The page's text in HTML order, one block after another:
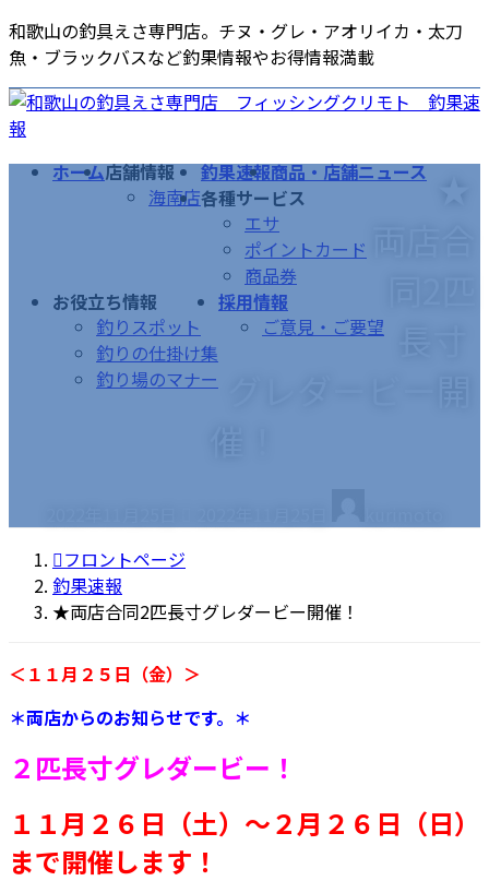
コ
ン
テ
ン
ツ
へ
ナ
ビ
ゲ
ー
シ
ョ
和歌山の釣具えさ専門店。チヌ・グレ・アオリイカ・太刀
魚・ブラックバスなど釣果情報やお得情報満載
ホーム店舗情報
海南店
釣果速報商品・店舗ニュース
各種サービス
エサ
ポイントカード
商品券
お役立ち情報
釣りスポット
釣りの仕掛け集
釣り場のマナー
採用情報
ご意見・ご要望
終
日
フロントページ
釣果速報
★両店合同2匹長寸グレダービー開催！
＜１１月２５日（金）＞
＊両店からのお知らせです。＊
２匹長寸グレダービー！
１１月２６日（土）～２月２６日（日）
まで開催します！